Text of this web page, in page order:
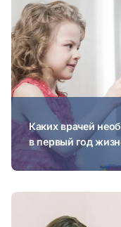
Каких врачей
в первый год